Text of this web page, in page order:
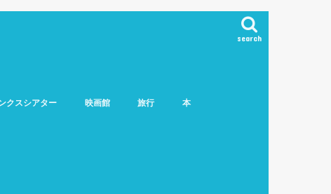
search
クスシアター 映画館 旅行 本